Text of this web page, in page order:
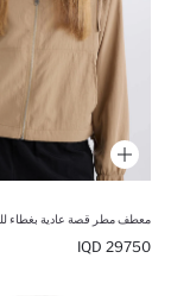
29750 IQD